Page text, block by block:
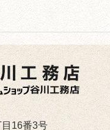
16番3号